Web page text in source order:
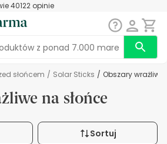
40122 opinie
słońcem / Solar Sticks / Obszary
na słońce
Sortuj